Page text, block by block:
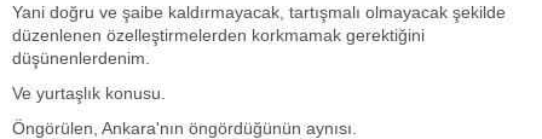
Yani doğru ve şaibe kaldırmayacak, tartışmalı olmayacak şekilde
düzenlenen özelleştirmelerden korkmamak gerektiğini
düşünenlerdenim.
Ve yurtaşlık konusu.
Öngörülen, Ankara'nın öngördüğünün aynısı.